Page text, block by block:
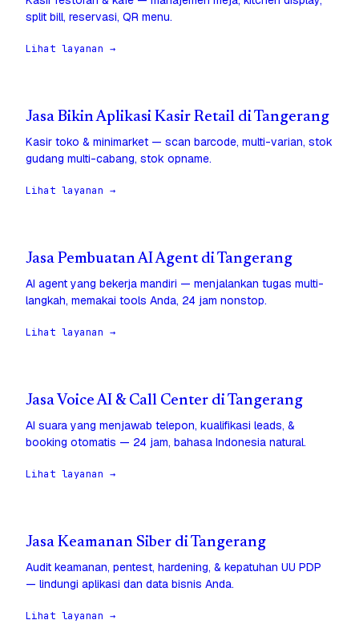
split bill, reservasi, QR menu.
Lihat layanan →
Jasa Bikin Aplikasi Kasir Retail di Tangerang
Kasir toko & minimarket — scan barcode, multi-varian, stok
gudang multi-cabang, stok opname.
Lihat layanan →
Jasa Pembuatan AI Agent di Tangerang
AI agent yang bekerja mandiri — menjalankan tugas multi-
langkah, memakai tools Anda, 24 jam nonstop.
Lihat layanan →
Jasa Voice AI & Call Center di Tangerang
AI suara yang menjawab telepon, kualifikasi leads, &
booking otomatis — 24 jam, bahasa Indonesia natural.
Lihat layanan →
Jasa Keamanan Siber di Tangerang
Audit keamanan, pentest, hardening, & kepatuhan UU PDP
— lindungi aplikasi dan data bisnis Anda.
Lihat layanan →